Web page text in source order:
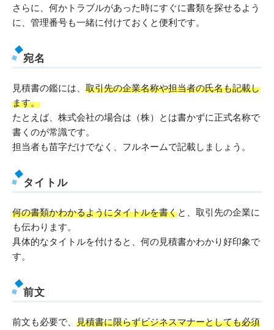
さらに、何かトラブルがあった時にすぐに書類を探せるよう
に、管理番号も一緒に付けておくと便利です。
宛名
見積書の鑑には、 取引先の企業名称や担当者の氏名も記載し
ます。
たとえば、株式会社の場合は（株）とは書かずに正式名称で
書くのが常識です。
担当者も苗字だけでなく、フルネームで記載しましょう。
タイトル
何の書類かわかるようにタイトルを書くと、取引先の企業に
も伝わります。
具体的なタイトルを付けると、何の見積書かわかり好印象で
す。
前文
前文も必要で、 見積書に限らずビジネスマナーとしても必須